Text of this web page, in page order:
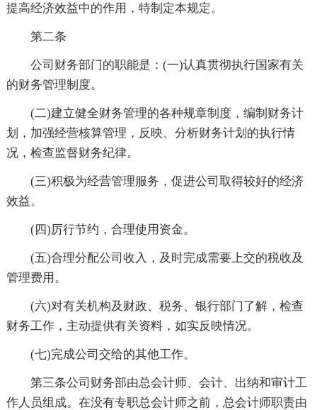
提高经济效益中的作用，特制定本规定。
第二条
公司财务部门的职能是：(一)认真贯彻执行国家有关
的财务管理制度。
(二)建立健全财务管理的各种规章制度，编制财务计
划，加强经营核算管理，反映、分析财务计划的执行情
况，检查监督财务纪律。
(三)积极为经营管理服务，促进公司取得较好的经济
效益。
(四)厉行节约，合理使用资金。
(五)合理分配公司收入，及时完成需要上交的税收及
管理费用。
(六)对有关机构及财政、税务、银行部门了解，检查
财务工作，主动提供有关资料，如实反映情况。
(七)完成公司交给的其他工作。
第三条公司财务部由总会计师、会计、出纳和审计工
作人员组成。在没有专职总会计师之前，总会计师职责由